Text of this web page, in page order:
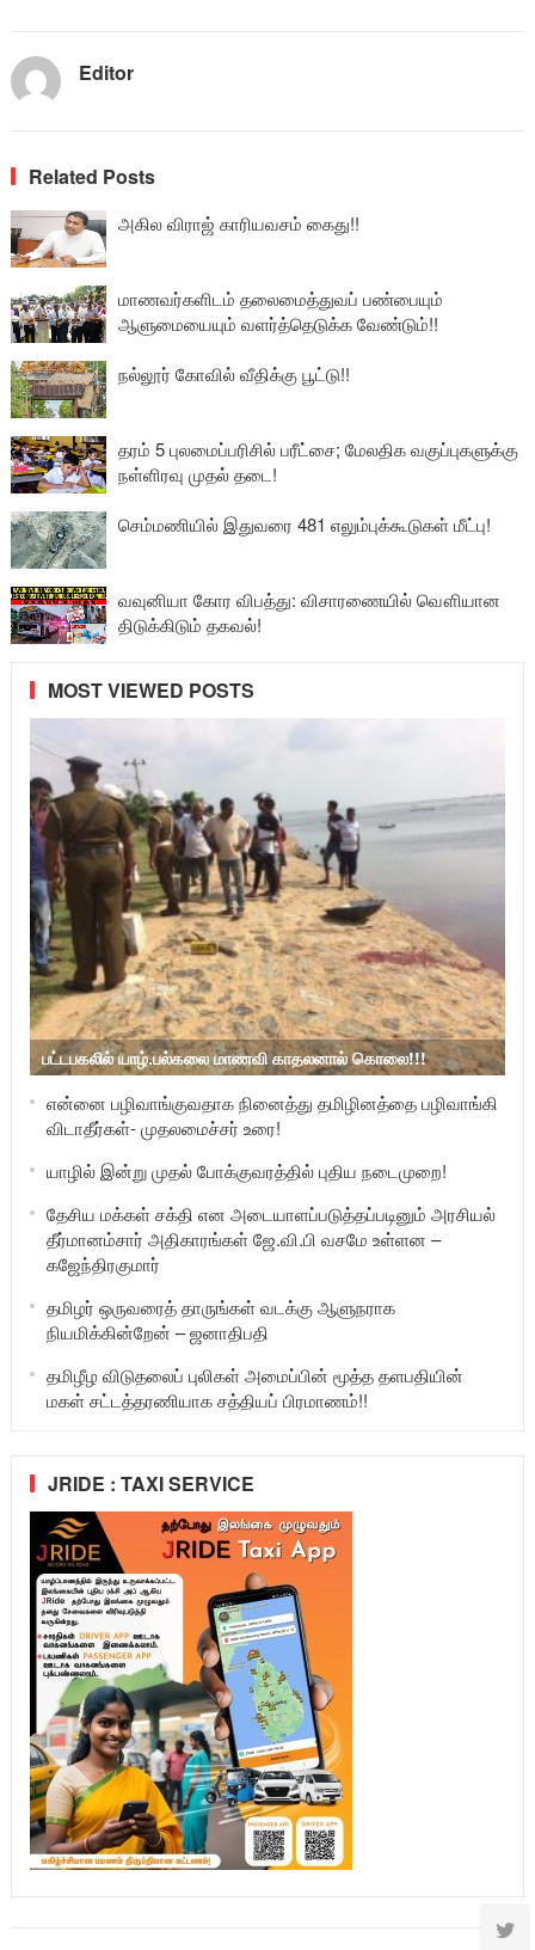
Editor
Related Posts
அகில விராஜ் காரியவசம் கைது!!
மாணவர்களிடம் தலைமைத்துவப் பண்பையும்
ஆளுமையையும் வளர்த்தெடுக்க வேண்டும்!!
நல்லூர் கோவில் வீதிக்கு பூட்டு!!
தரம் 5 புலமைப்பரிசில் பரீட்சை; மேலதிக வகுப்புகளுக்கு
நள்ளிரவு முதல் தடை!
செம்மணியில் இதுவரை 481 எலும்புக்கூடுகள் மீட்பு!
வவுனியா கோர விபத்து: விசாரணையில் வௌியான
திடுக்கிடும் தகவல்!
MOST VIEWED POSTS
பட்டபகலில் யாழ்.பல்கலை மாணவி காதலனால் கொலை!!!
என்னை பழிவாங்குவதாக நினைத்து தமிழினத்தை பழிவாங்கி
விடாதீர்கள்- முதலமைச்சர் உரை!
யாழில் இன்று முதல் போக்குவரத்தில் புதிய நடைமுறை!
தேசிய மக்கள் சக்தி என அடையாளப்படுத்தப்படினும் அரசியல்
தீர்மானம்சார் அதிகாரங்கள் ஜே.வி.பி வசமே உள்ளன –
கஜேந்திரகுமார்
தமிழர் ஒருவரைத் தாருங்கள் வடக்கு ஆளுநராக
நியமிக்கின்றேன் – ஜனாதிபதி
தமிழீழ விடுதலைப் புலிகள் அமைப்பின் மூத்த தளபதியின்
மகள் சட்டத்தரணியாக சத்தியப் பிரமாணம்!!
JRIDE : TAXI SERVICE